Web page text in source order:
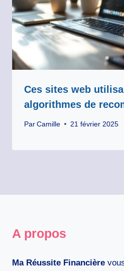
Ces sites web
algorithmes de
Par Camille 21 février 2025
A propos
Ma Réussite Financière